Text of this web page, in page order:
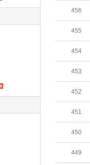
456
455
454
453
452
451
450
449